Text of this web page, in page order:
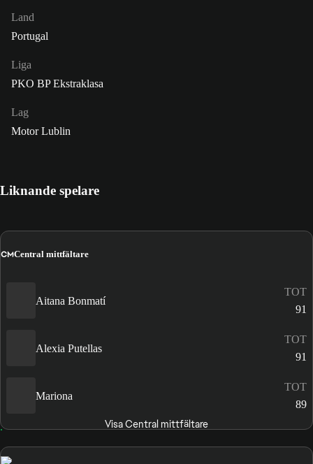
Land
Portugal
Liga
PKO BP Ekstraklasa
Lag
Motor Lublin
Liknande spelare
CMCentral mittfältare
Aitana Bonmatí
TOT
91
Alexia Putellas
TOT
91
Mariona
TOT
89
Visa Central mittfältare